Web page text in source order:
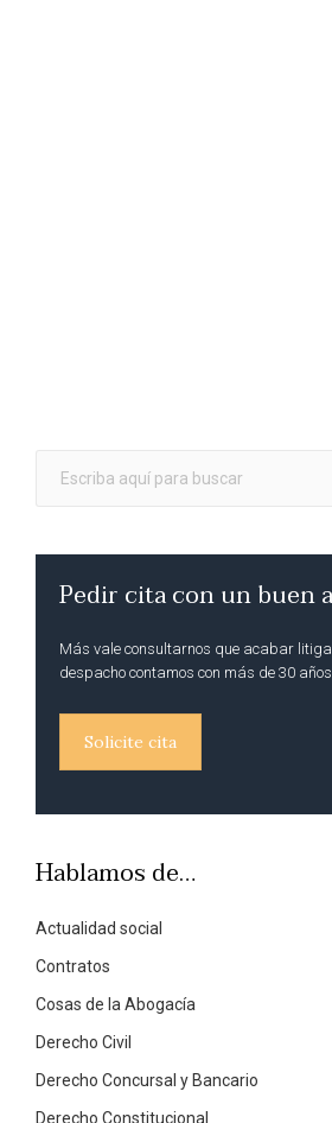
Pedir cita con un buen
Más vale consultarnos que acabar
despacho contamos con más de 30
Solicite cita
Hablamos de…
Actualidad social
Contratos
Cosas de la Abogacía
Derecho Civil
Derecho Concursal y Bancario
Derecho Constitucional